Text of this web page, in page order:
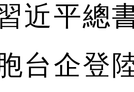
近平總
胞台企登